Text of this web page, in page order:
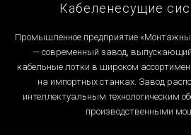
Кабеленесущие
Промышленное предприятие
— современный завод,
кабельные лотки в широком
на импортных станках. Завод
интеллектуальным технологическим
производственными